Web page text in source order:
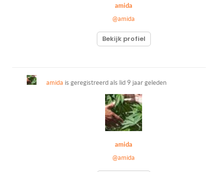
amida
@amida
Bekijk profiel
amida is geregistreerd als lid 9 jaar geleden
amida
@amida